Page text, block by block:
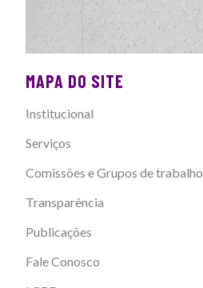
MAPA DO SITE
Institucional
Serviços
Comissões e Grupos de trabalho
Transparência
Publicações
Fale Conosco